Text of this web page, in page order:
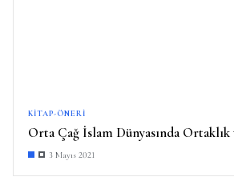
KITAP-ÖNERI
Orta Çağ İslam Dünyasında Ortaklık
3 Mayıs 2021